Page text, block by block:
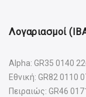
Λογαριασμοί
Alpha: GR35 0140
Εθνική: GR82 0110
Πειραιώς: GR46